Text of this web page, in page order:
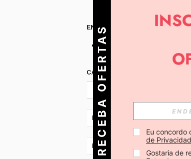
ENCONTRE-NOS EM
CADASTRE-SE PARA RECEBER
PT + 351
PT + 351
R
E
C
E
B
A
O
E
R
T
A
S
D
I
Á Eu concordo
de
Gostaria de